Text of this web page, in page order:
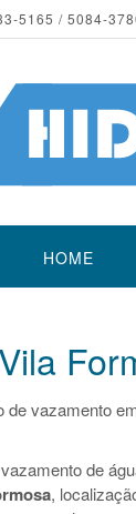
5165 / 5084-
HOME
vazamento
de
,